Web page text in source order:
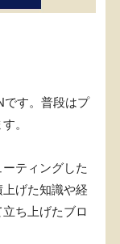
です。普段はプ
。
ティングした
げた知識や経
ち上げたブロ